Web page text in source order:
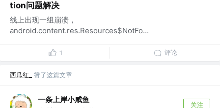
tion问题解决
线上出现一组崩溃，
android.content.res.Resources$NotFo...
1 评论
西瓜红_ 赞了这篇文章
一条上岸小咸鱼
关注